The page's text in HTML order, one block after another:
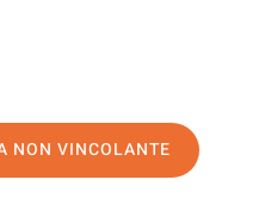
NON VINCOLANTE